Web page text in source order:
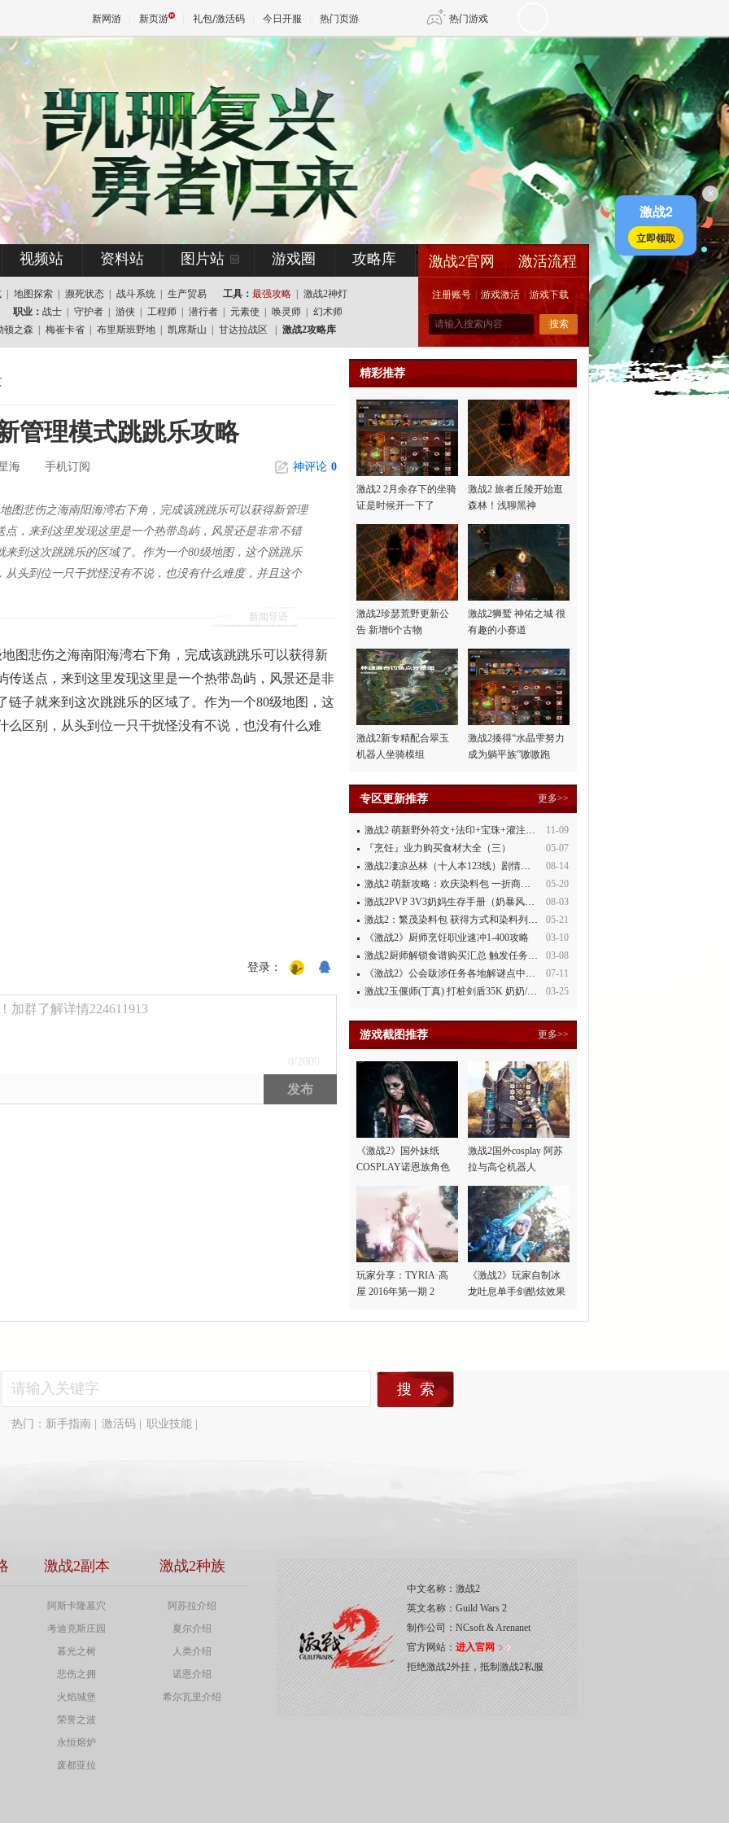
新网游 新页游 礼包/激活码 今日开服 热门页游 热门游戏
传奇4
天堂 剑网3旗舰版 新天龙八部
王权与自由 诛仙世界
视频站 资料站 图片站 游戏圈 攻略库
地图探索 濒死状态 战斗系统 生产贸易 工具： 最强攻略
激战2神灯
职业： 战士 守护者 游侠 工程师 潜行者 元素使 唤灵师
幻术师
顿之森
梅崔卡省 布里斯班野地 凯席斯山 甘达拉战区 激战2攻略库
激战2官网 激活流程
注册账号 游戏激活 游戏下载
管理模式跳跳乐攻略
海 手机订阅 神评论 0
新闻导语
图悲伤之海南阳海湾右下角，完成该跳跳乐可以获得新管理
，来到这里发现这里是一个热带岛屿，风景还是非常不错
到这次跳跳乐的区域了。作为一个80级地图，这个跳跳乐
头到位一只干扰怪没有不说，也没有什么难度，并且这个
悲伤之海南阳海湾右下角，完成该跳跳乐可以获得新
传送点，来到这里发现这里是一个热带岛屿，风景还是非
链子就来到这次跳跳乐的区域了。作为一个80级地图，这
么区别，从头到位一只干扰怪没有不说，也没有什么难
登录：
加群了解详情224611913
0 /2000
发布
精彩推荐
激战2 2月余存下的坐骑
证是时候开一下了
激战2 旅者丘陵开始逛
森林！浅聊黑神
话“悟…
激战2珍瑟荒野更新公
告 新增6个古物
激战2狮鹫 神佑之城 很
有趣的小赛道
激战2新专精配合翠玉
机器人坐骑模组
激战2揍得“水晶雫努力
成为躺平族”嗷嗷跑
专区更新推荐 更多>>
11-09
激战2 萌新野外符文+法印+宝珠+灌注全讲解
05-07
『烹饪』业力购买食材大全（三）
08-14
激战2凄凉丛林（十人本123线）剧情整理
05-20
激战2 萌新攻略：欢庆染料包 一折商场買
08-03
激战2PVP 3V3奶妈生存手册（奶暴风、奶守护）
05-21
激战2：繁茂染料包 获得方式和染料列表
03-10
《激战2》厨师烹饪职业速冲1-400攻略
03-08
激战2厨师解锁食谱购买汇总 触发任务攻略
07-11
《激战2》公会跋涉任务各地解谜点中文攻略
03-25
激战2玉偃师(丁真) 打桩剑盾35K 奶奶/萌新都会玩
游戏截图推荐 更多>>
《激战2》国外妹纸
COSPLAY诺恩族角色
激战2国外cosplay 阿苏
拉与高仑机器人
玩家分享：TYRIA·高
屋 2016年第一期 2
《激战2》玩家自制冰
龙吐息单手剑酷炫效果
热门： 新手指南 激活码 职业技能
激战2副本
阿斯卡隆墓穴
考迪克斯庄园
暮光之树
悲伤之拥
火焰城堡
荣誉之波
永恒熔炉
废都亚拉
激战2种族
阿苏拉介绍
夏尔介绍
人类介绍
诺恩介绍
希尔瓦里介绍
中文名称：激战2
英文名称： Guild Wars 2
制作公司：NCsoft & Arenanet
官方网站：进入官网
拒绝激战2外挂，抵制激战2私服
×
激战2
立即领取